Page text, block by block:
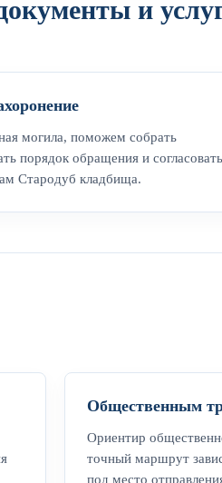
и
могила, поможем собрать
порядок обращения и согласовать
Стародуб кладбища.
Общественным
Ориентир
точный маршрут
под место